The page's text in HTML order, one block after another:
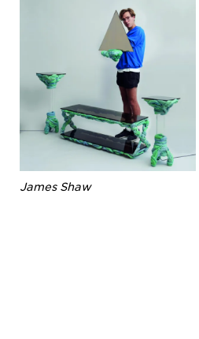
James Shaw